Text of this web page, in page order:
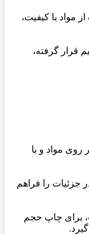
مواد با کیفیت،
گرفته،
مواد و با
جزئیات را فراهم
برای چاپ حجم